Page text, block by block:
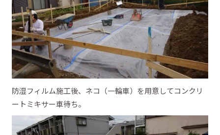
防湿フィルム施工後、ネコ（一輪車）を用意してコンクリ
ートミキサー車待ち。